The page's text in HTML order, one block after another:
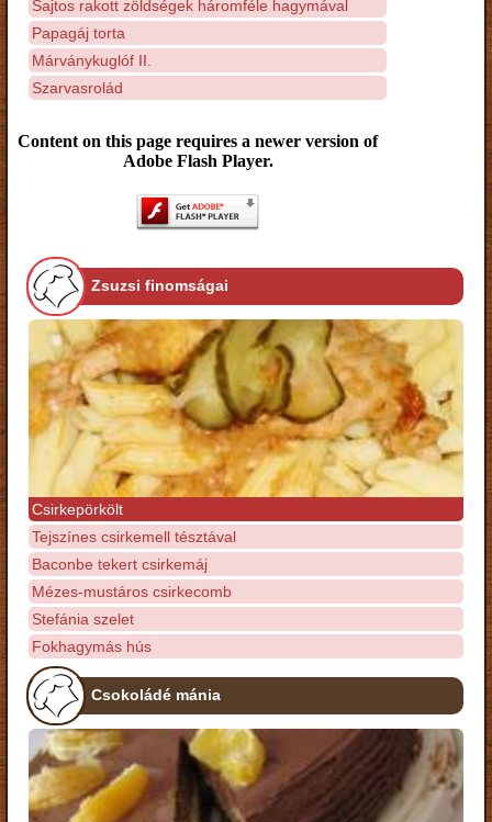
Sajtos rakott zöldségek háromféle hagymával
Papagáj torta
Márványkuglóf II.
Szarvasrolád
Content on this page requires a newer version of
Adobe Flash Player.
Zsuzsi finomságai
Csirkepörkölt
Tejszínes csirkemell tésztával
Baconbe tekert csirkemáj
Mézes-mustáros csirkecomb
Stefánia szelet
Fokhagymás hús
Csokoládé mánia